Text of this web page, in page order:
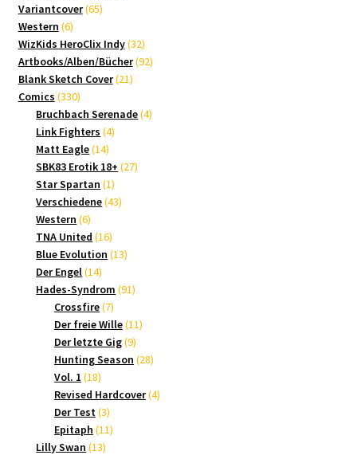
Variantcover 6565
Western 66
Produkte
WizKids HeroClix Indy 3232
Produkte
Artbooks/Alben/Bücher 9292
Blank Sketch Cover 2121
Comics 330330
Produkte
Bruchbach Serenade 44
Link Fighters 44
Matt Eagle 1414
Produkte
SBK83 Erotik 18+ 2727
Star Spartan 11
Produkt
Verschiedene 4343
Western 66
Produkte
TNA United 1616
Produkte
Blue Evolution 1313
Der Engel 1414
Produkte
Hades-Syndrom 9191
Crossfire 77
Produkte
Der freie Wille 1111
Der letzte Gig 99
Produkte
Hunting Season 2828
Vol. 1 1818
Produkte
Revised Hardcover 44
Der Test 33
Produkte
Epitaph 1111
Lilly Swan 1313